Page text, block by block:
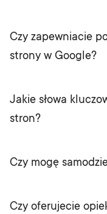
Czy zapewniacie
strony w Google?
Jakie słowa
stron?
Czy mogę
Czy oferujecie